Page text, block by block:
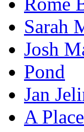
Sarah
Josh
Pond
Jan
A